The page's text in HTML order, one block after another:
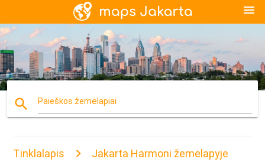
menu
search Paieškos žemėlapiai
Tinklalapis Jakarta Harmoni žemėlapyje